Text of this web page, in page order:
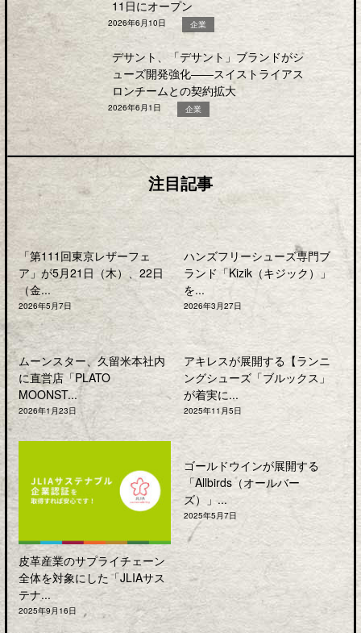
11日にオープン
2026年6月10日 企業
デサント、「デサント」ブランドがシ
ューズ開発強化――スイストライアス
ロンチームとの契約拡大
2026年6月1日 企業
注目記事
「第111回東京レザーフェ
ア」が5月21日（木）、22日
（金...
2026年5月7日
ハンズフリーシューズ専門ブ
ランド「Kizik（キジック）」
を...
2026年3月27日
ムーンスター、久留米本社内
に直営店「PLATO
MOONST...
2026年1月23日
アキレスが展開する【ランニ
ングシューズ「ブルックス」
が着実に...
2025年11月5日
皮革産業のサプライチェーン
全体を対象にした「JLIAサス
テナ...
2025年9月16日
ゴールドウインが展開する
「Allbirds（オールバー
ズ）」...
2025年5月7日